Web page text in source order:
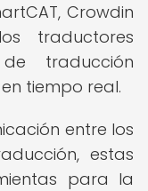
Crowdin
traductores
traducción
tiempo real.
entre los
estas
para la